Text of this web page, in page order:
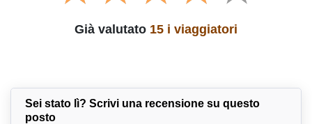
Già valutato 15 i viaggiatori
Sei stato lì? Scrivi una recensione su questo
posto